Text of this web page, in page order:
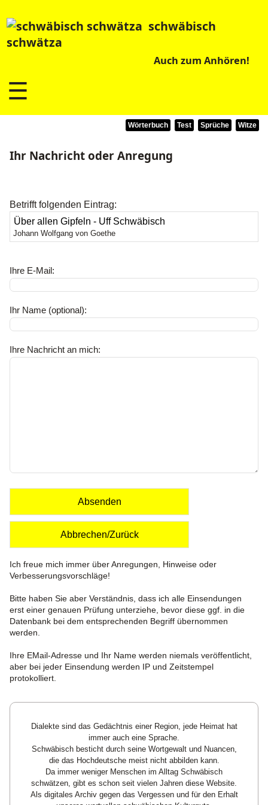
schwäbisch
schwätza
Auch zum Anhören!
☰
Wörterbuch Test Sprüche Witze
Ihr Nachricht oder Anregung
Betrifft folgenden Eintrag:
Johann Wolfgang von Goethe
Ihre E-Mail:
Ihr Name (optional):
Ihre Nachricht an mich:
Absenden
Abbrechen/Zurück
Ich freue mich immer über Anregungen, Hinweise oder
Verbesserungsvorschläge!
Bitte haben Sie aber Verständnis, dass ich alle Einsendungen
erst einer genauen Prüfung unterziehe, bevor diese ggf. in die
Datenbank bei dem entsprechenden Begriff übernommen
werden.
Ihre EMail-Adresse und Ihr Name werden niemals veröffentlicht,
aber bei jeder Einsendung werden IP und Zeitstempel
protokolliert.
Dialekte sind das Gedächtnis einer Region, jede Heimat hat
immer auch eine Sprache.
Schwäbisch besticht durch seine Wortgewalt und Nuancen,
die das Hochdeutsche meist nicht abbilden kann.
Da immer weniger Menschen im Alltag Schwäbisch
schwätzen, gibt es schon seit vielen Jahren diese Website.
Als digitales Archiv gegen das Vergessen und für den Erhalt